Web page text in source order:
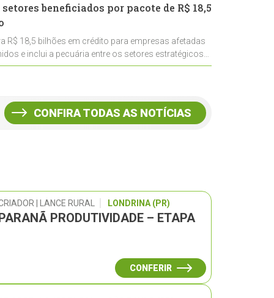
beneficiados por pacote de R$ 18,5
R$ 18,5 bilhões em crédito para empresas afetadas
e inclui a pecuária entre os setores estratégicos
CONFIRA TODAS AS NOTÍCIAS
| LANCE RURAL LONDRINA (PR)
PRODUTIVIDADE – ETAPA
CONFERIR